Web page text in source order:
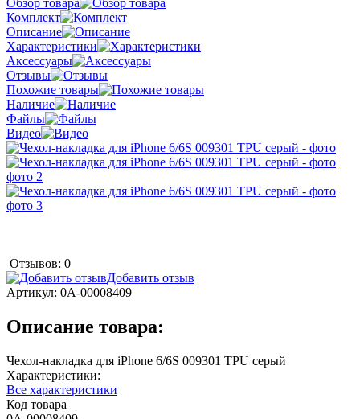
Комплект
Описание
Характеристики
Аксессуары
Отзывы
Похожие товары
Наличие
Файлы
Видео
Отзывов: 0
Добавить отзыв
Артикул: 0А-00008409
Описание товара:
Чехол-накладка для iPhone 6/6S 009301 TPU серый
Характеристики:
Все характеристики
Код товара